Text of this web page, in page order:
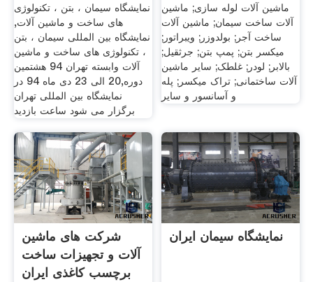
نمایشگاه سیمان ، بتن ، تکنولوژی
های ساخت و ماشین آلات,
نمایشگاه بین المللی سیمان ، بتن
، تکنولوژی های ساخت و ماشین
آلات وابسته تهران 94 هشتمین
دوره,20 الی 23 دی ماه 94 در
نمایشگاه بین المللی تهران
برگزار می شود ساعت بازدید
ماشین آلات لوله سازی; ماشین
آلات ساخت سیمان; ماشین آلات
ساخت آجر; بولدوزر; ویبراتور;
میکسر بتن; پمپ بتن; جرثقیل;
بالابر; لودر; غلطک; سایر ماشین
آلات ساختمانی; تراک میکسر; پله
و آسانسور و سایر
شرکت های ماشین
آلات و تجهیزات ساخت
برچسب کاغذی ایران
نمایشگاه سیمان ایران